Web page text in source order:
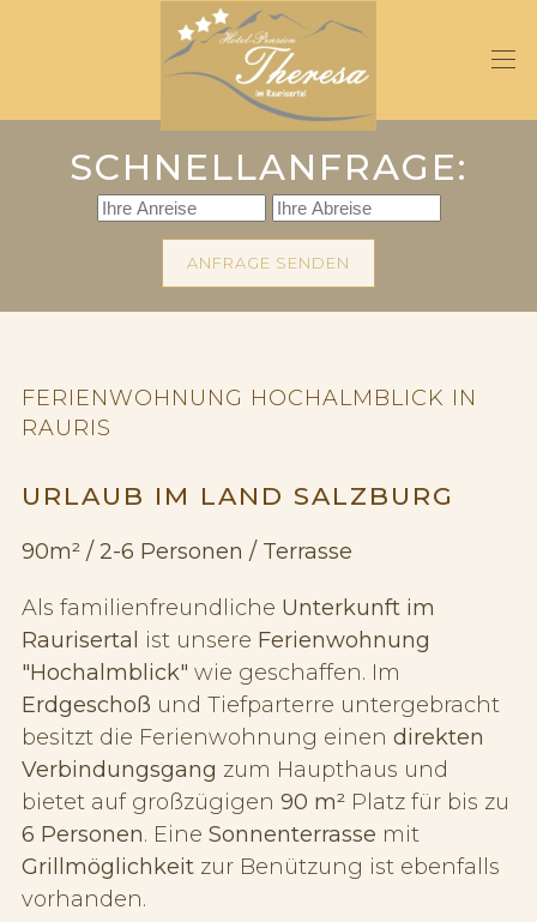
main
SCHNELLANFRAGE:
ANFRAGE SENDEN
FERIENWOHNUNG HOCHALMBLICK IN
RAURIS
URLAUB IM LAND SALZBURG
90m² / 2-6 Personen / Terrasse
Als familienfreundliche Unterkunft im
Raurisertal
ist unsere Ferienwohnung
"Hochalmblick" wie geschaffen. Im
Erdgeschoß und Tiefparterre untergebracht
besitzt die Ferienwohnung einen direkten
Verbindungsgang zum Haupthaus und
bietet auf großzügigen 90 m² Platz für bis zu
6 Personen. Eine Sonnenterrasse mit
Grillmöglichkeit zur Benützung ist ebenfalls
vorhanden.